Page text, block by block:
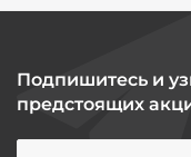
Подпишитесь и
предстоящих